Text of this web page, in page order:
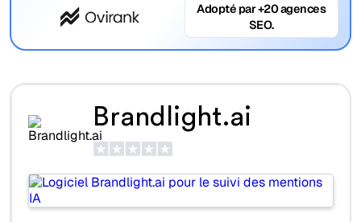
Adopté par +20 agences
SEO.
Brandlight.ai